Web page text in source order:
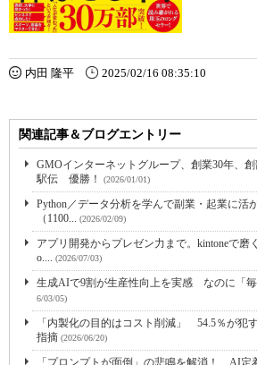
内田 隆平 2025/02/16 08:35:10
関連記事＆ブログエントリー
GMOインターネットグループ、創業30年、
駅伝 優勝！
(2026/01/01)
Python／データ分析を学んで副業・起業に活
（1100...
(2026/02/09)
アプリ開発からプレゼン力まで。kintoneで
o....
(2026/07/03)
生成AIで9割が生産性向上を実感 なのに「毎
6/03/05)
「内製化の目的はコスト削減」 54.5％が犯
指摘 (2026/06/20)
「プロンプトが面倒」の悲鳴を解消！ AI定